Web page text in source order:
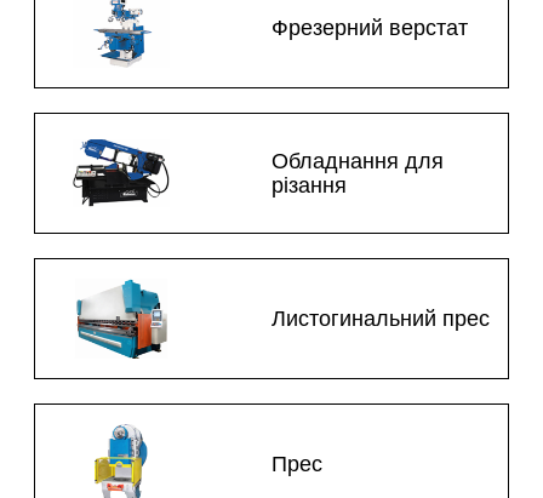
Фрезерний верстат
Обладнання для
різання
Листогинальний прес
Прес